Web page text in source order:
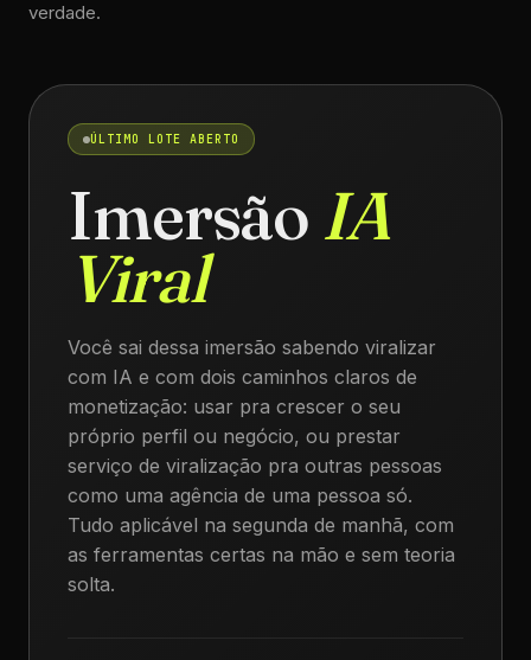
verdade.
ÚLTIMO LOTE ABERTO
Imersão IA
Viral
Você sai dessa imersão sabendo viralizar
com IA e com dois caminhos claros de
monetização: usar pra crescer o seu
próprio perfil ou negócio, ou prestar
serviço de viralização pra outras pessoas
como uma agência de uma pessoa só.
Tudo aplicável na segunda de manhã, com
as ferramentas certas na mão e sem teoria
solta.